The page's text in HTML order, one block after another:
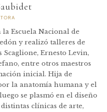
Escuela Nacional de
y realizó talleres de
Ernesto Levin,
entre otros maestros
inicial. Hija de
la anatomía humana y el
se plasmó en el diseño
clínicas de arte,